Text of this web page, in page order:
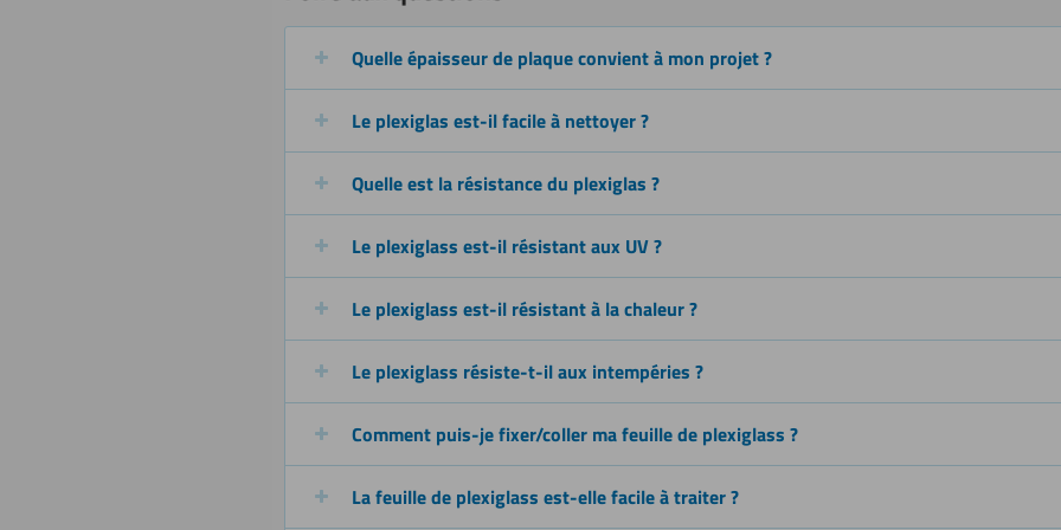
Perçage
Plier (à
Sciage (scie
sauteuse)
Soudage
Quelle épaisseur de plaque convient à mon projet ?
Le plexiglas est-il facile à nettoyer ?
Quelle est la résistance du plexiglas ?
Le plexiglass est-il résistant aux UV ?
Le plexiglass est-il résistant à la chaleur ?
Le plexiglass résiste-t-il aux intempéries ?
Comment puis-je fixer/coller ma feuille de plexiglass ?
La feuille de plexiglass est-elle facile à traiter ?